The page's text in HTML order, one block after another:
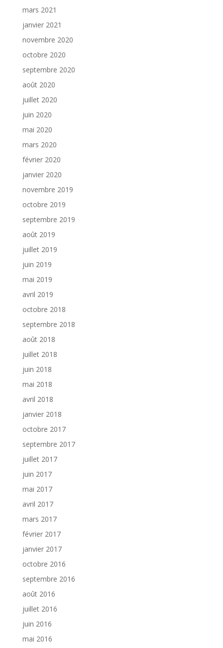
mars 2021
janvier 2021
novembre 2020
octobre 2020
septembre 2020
août 2020
juillet 2020
juin 2020
mai 2020
mars 2020
février 2020
janvier 2020
novembre 2019
octobre 2019
septembre 2019
août 2019
juillet 2019
juin 2019
mai 2019
avril 2019
octobre 2018
septembre 2018
août 2018
juillet 2018
juin 2018
mai 2018
avril 2018
janvier 2018
octobre 2017
septembre 2017
juillet 2017
juin 2017
mai 2017
avril 2017
mars 2017
février 2017
janvier 2017
octobre 2016
septembre 2016
août 2016
juillet 2016
juin 2016
mai 2016